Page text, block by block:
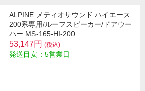
ALPINE メティオサウンド ハイエース
200系専用/ルーフスピーカー/ドアウー
ハー MS-165-HI-200
53,147円 (税込)
発送目安：5営業日